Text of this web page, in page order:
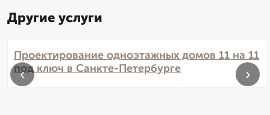
Другие услуги
Проектирование одноэтажных домов 11 на 11
под ключ в Санкте-Петербурге
‹ ›